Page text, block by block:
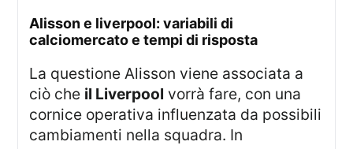
alisson e liverpool: variabili di
calciomercato e tempi di risposta
La questione Alisson viene associata a
ciò che il Liverpool vorrà fare, con una
cornice operativa influenzata da possibili
cambiamenti nella squadra. In